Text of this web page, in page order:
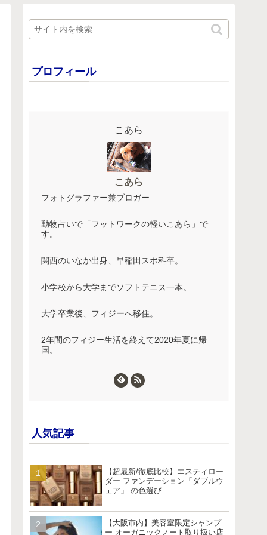
プロフィール
こあら
こあら
フォトグラファー兼ブロガー
動物占いで「フットワークの軽いこあら」で
す。
関西のいなか出身、早稲田スポ科卒。
小学校から大学までソフトテニス一本。
大学卒業後、フィジーへ移住。
2年間のフィジー生活を終えて2020年夏に帰
国。
人気記事
【超最新/徹底比較】エスティロー
ダー ファンデーション「ダブルウ
ェア」 の色選び
【大阪市内】美容室限定シャンプ
ー オーガニックノート取り扱い店